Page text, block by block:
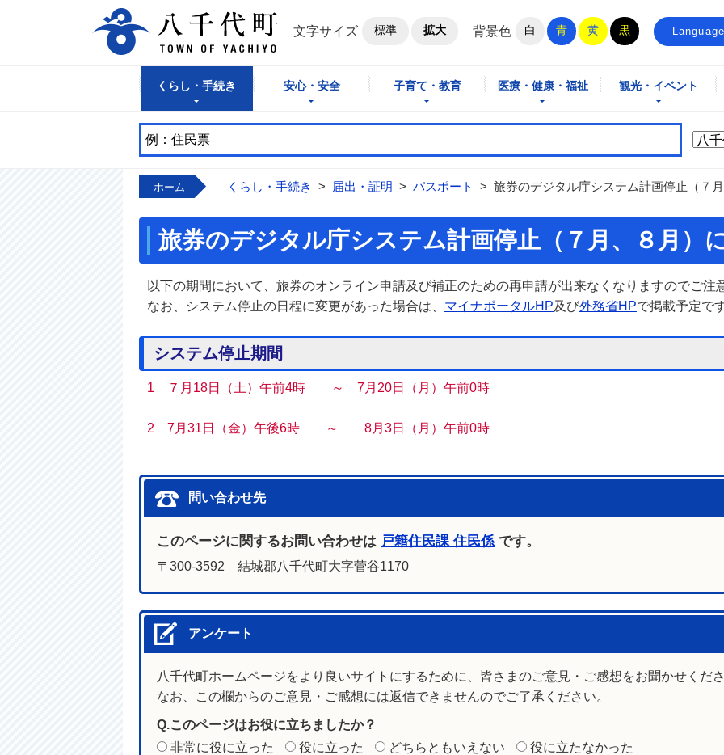
八千代町公式ホームページ
文字サイズ
標準 拡大 背景色 白 青 黄 黒
くらし・手続き 安心・安全 子育て・教育 医療・健康・福祉 観光・イベント
ホーム くらし・手続き > 届出・証明 > パスポート > 旅券のデジタル庁システム計画停止（７
旅券のデジタル庁システム計画停止（７月、８月）
以下の期間において、旅券のオンライン申請及び補正のための再申請が出来なくなりますのでご注
なお、システム停止の日程に変更があった場合は、 マイナポータルHP及び外務省HPで掲載予定で
システム停止期間
1 ７月18日（土）午前4時 ～ 7月20日（月）午前0時
2 7月31日（金）午後6時 ～ 8月3日（月）午前0時
問い合わせ先
このページに関するお問い合わせは 戸籍住民課 住民係 です。
〒300-3592 結城郡八千代町大字菅谷1170
アンケート
八千代町ホームページをより良いサイトにするために、皆さまのご意見・ご感想をお聞かせくだ
なお、この欄からのご意見・ご感想には返信できませんのでご了承ください。
Q.このページはお役に立ちましたか？
非常に役に立った
役に立った どちらともいえない 役に立たなかった